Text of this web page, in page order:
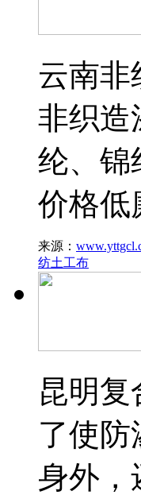
云南非
非织造
纶、锦
价格低
来源：
纺土工布
昆明
了使
身外，